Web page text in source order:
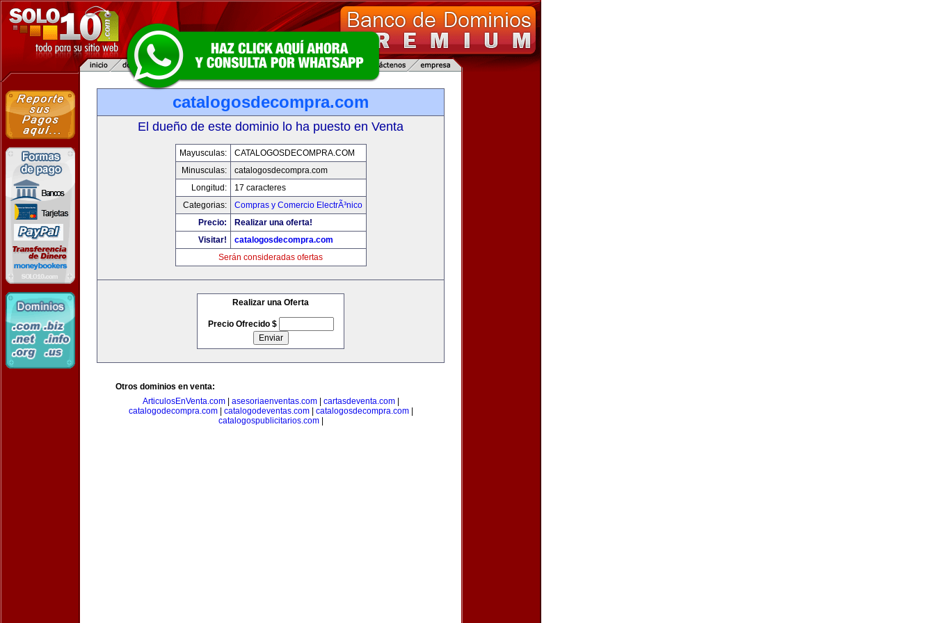
catalogosdecompra.com
El dueño de este dominio lo ha puesto en Venta
Mayusculas:
CATALOGOSDECOMPRA.COM
Minusculas:
catalogosdecompra.com
Longitud:
17 caracteres
Categorias:
Compras y Comercio ElectrÃ³nico
Precio:
Realizar una oferta!
Visitar!
catalogosdecompra.com
Serán consideradas ofertas
Realizar una Oferta
Precio Ofrecido $
Otros dominios en venta:
ArticulosEnVenta.com| asesoriaenventas.com| cartasdeventa.com|
catalogodecompra.com| catalogodeventas.com| catalogosdecompra.com|
catalogospublicitarios.com|